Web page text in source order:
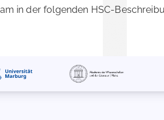
in der folgenden HSC-